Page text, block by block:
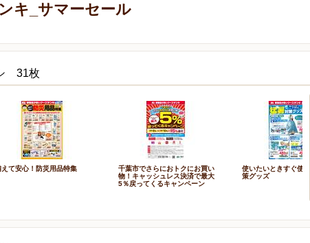
キ_サマーセール
31枚
えて安心！防災用品特集
千葉市でさらにおトクにお買い
物！キャッシュレス決済で最大
5％戻ってくるキャンペーン
使いたいときすぐ使え
策グッズ